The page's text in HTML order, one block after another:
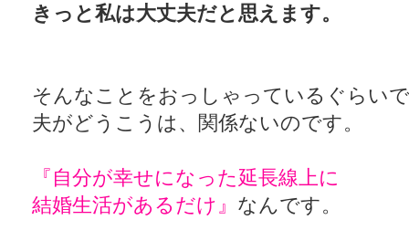
きっと私は大丈夫だと思えます。
そんなことをおっしゃっているぐらい
夫がどうこうは、関係ないのです。
『自分が幸せになった延長線上に
結婚生活があるだけ』 なんです。